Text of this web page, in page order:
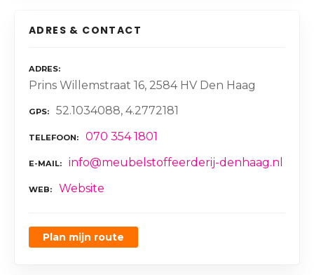
ADRES & CONTACT
ADRES
Prins Willemstraat 16, 2584 HV Den Haag
GPS 52.1034088, 4.2772181
TELEFOON 070 354 1801
E-MAIL info@meubelstoffeerderij-denhaag.nl
WEB Website
Plan mijn route